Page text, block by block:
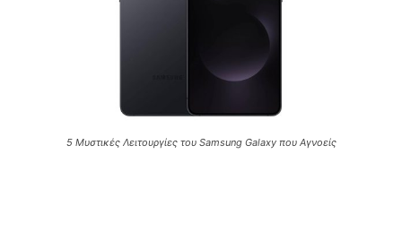
5 Μυστικές Λειτουργίες του Samsung Galaxy που Αγνοείς